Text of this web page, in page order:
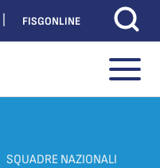
FISGONLINE
SQUADRE NAZIONALI